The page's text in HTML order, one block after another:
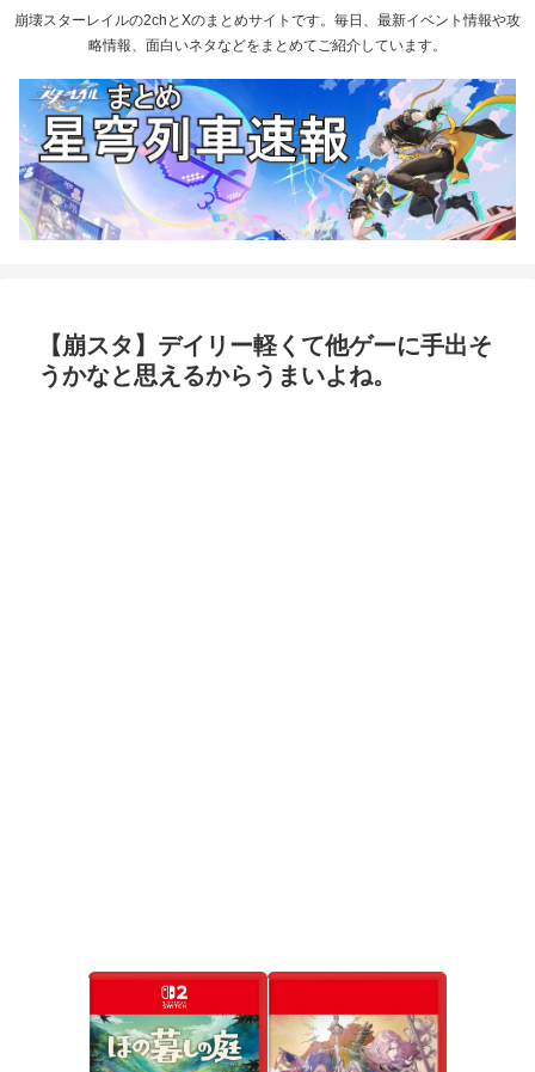
崩壊スターレイルの2chとXのまとめサイトです。毎日、最新イベント情報や攻
略情報、面白いネタなどをまとめてご紹介しています。
【崩スタ】デイリー軽くて他ゲーに手出そ
うかなと思えるからうまいよね。